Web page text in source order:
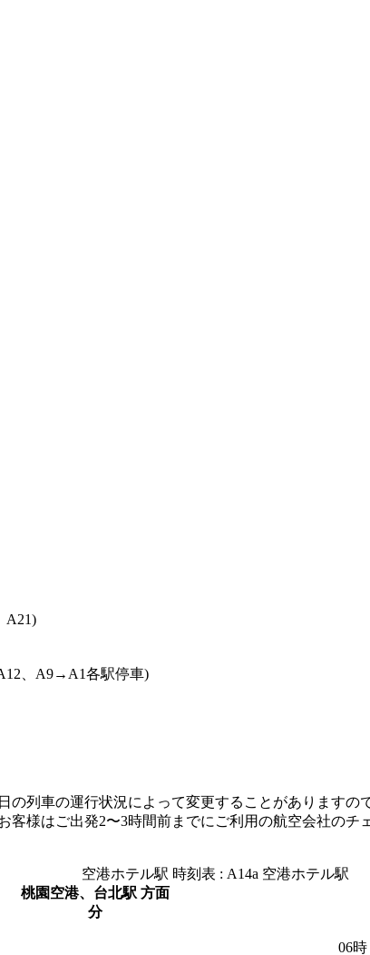
A21)
、A9→A1各駅停車)
列車の運行状況によって変更することがあります
客様はご出発2〜3時間前までにご利用の航空会社の
空港ホテル駅 時刻表 : A14a 空港ホテル駅
桃園空港、台北駅 方面
分
06時